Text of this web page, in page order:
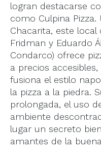
logran destacarse
como Culpina
Chacarita, este
Fridman y Eduardo
Condarco) ofrece
a precios
fusiona el estilo
la pizza a la piedra.
prolongada, el uso
ambiente
lugar un secreto
amantes de la